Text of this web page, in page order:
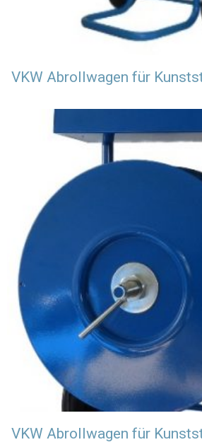
VKW Abrollwagen für
VKW Abrollwagen für